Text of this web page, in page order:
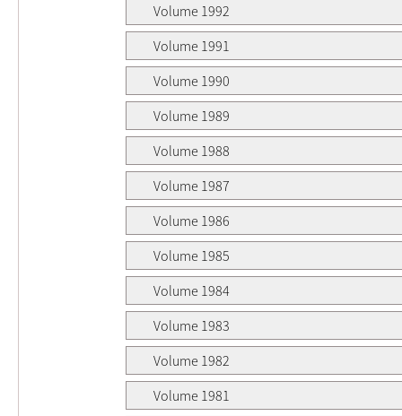
Volume 1992
Volume 1991
Volume 1990
Volume 1989
Volume 1988
Volume 1987
Volume 1986
Volume 1985
Volume 1984
Volume 1983
Volume 1982
Volume 1981